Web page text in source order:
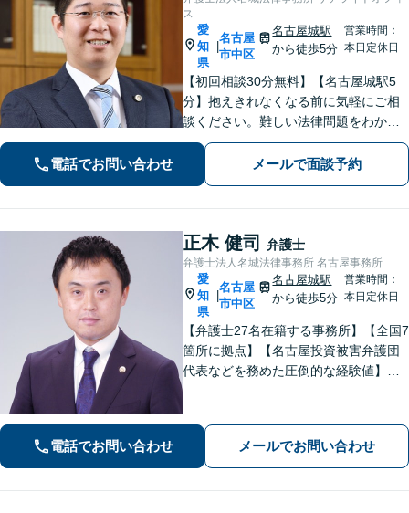
ス
愛
知
県
|
名古屋
市中区
名古屋城駅
から徒歩5分
営業時間：
本日定休日
【初回相談30分無料】【名古屋城駅5
分】抱えきれなくなる前に気軽にご相
談ください。難しい法律問題をわかり
やすく柔らかく説明します。相続・交
通事故・借金債務整理・企業法務な
ど、どうぞご相談ください。
電話でお問い合わせ メールで面談予約
正木 健司 弁護士
弁護士法人名城法律事務所 名古屋事務所
愛
知
県
|
名古屋
市中区
名古屋城駅
から徒歩5分
営業時間：
本日定休日
【弁護士27名在籍する事務所】【全国7
箇所に拠点】【名古屋投資被害弁護団
代表などを務めた圧倒的な経験値】投
せください【初回相談無料】【メディ
ア出演やセミナー講演多数】
電話でお問い合わせ メールでお問い合わせ